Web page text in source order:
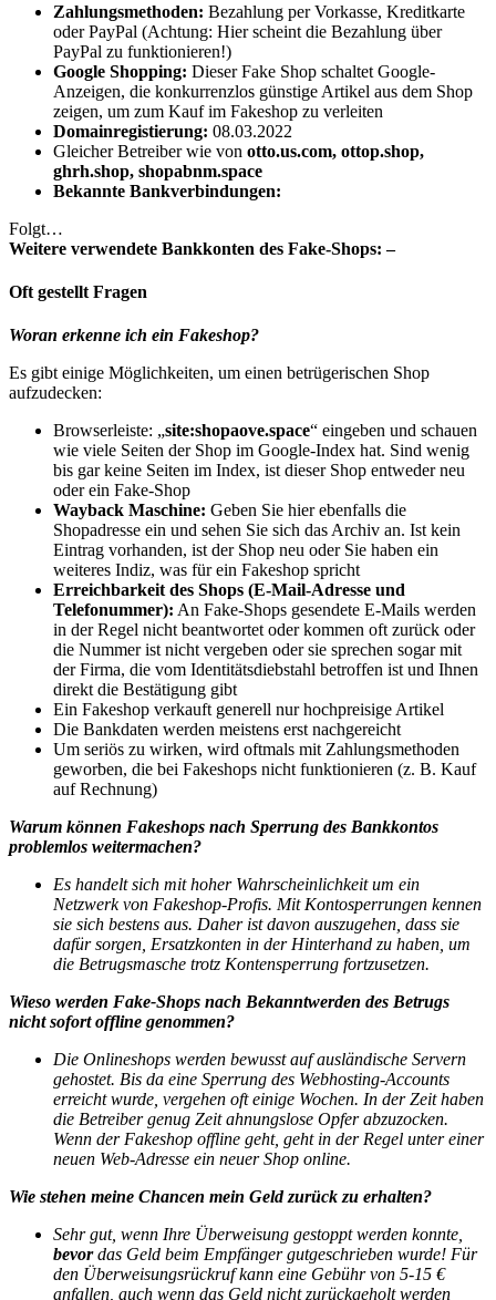
Zahlungsmethoden: Bezahlung per Vorkasse, Kreditkarte
oder PayPal (Achtung: Hier scheint die Bezahlung über
PayPal zu funktionieren!)
Google Shopping: Dieser Fake Shop schaltet Google-
Anzeigen, die konkurrenzlos günstige Artikel aus dem Shop
zeigen, um zum Kauf im Fakeshop zu verleiten
Domainregistierung: 08.03.2022
Gleicher Betreiber wie von otto.us.com, ottop.shop,
ghrh.shop, shopabnm.space
Bekannte Bankverbindungen:
Folgt…
Weitere verwendete Bankkonten des Fake-Shops: –
Oft gestellt Fragen
Woran erkenne ich ein Fakeshop?
Es gibt einige Möglichkeiten, um einen betrügerischen Shop
aufzudecken:
Browserleiste: „site:shopaove.space“ eingeben und schauen
wie viele Seiten der Shop im Google-Index hat. Sind wenig
bis gar keine Seiten im Index, ist dieser Shop entweder neu
oder ein Fake-Shop
Wayback Maschine: Geben Sie hier ebenfalls die
Shopadresse ein und sehen Sie sich das Archiv an. Ist kein
Eintrag vorhanden, ist der Shop neu oder Sie haben ein
weiteres Indiz, was für ein Fakeshop spricht
Erreichbarkeit des Shops (E-Mail-Adresse und
Telefonummer): An Fake-Shops gesendete E-Mails werden
in der Regel nicht beantwortet oder kommen oft zurück oder
die Nummer ist nicht vergeben oder sie sprechen sogar mit
der Firma, die vom Identitätsdiebstahl betroffen ist und Ihnen
direkt die Bestätigung gibt
Ein Fakeshop verkauft generell nur hochpreisige Artikel
Die Bankdaten werden meistens erst nachgereicht
Um seriös zu wirken, wird oftmals mit Zahlungsmethoden
geworben, die bei Fakeshops nicht funktionieren (z. B. Kauf
auf Rechnung)
Warum können Fakeshops nach Sperrung des Bankkontos
problemlos weitermachen?
Es handelt sich mit hoher Wahrscheinlichkeit um ein
Netzwerk von Fakeshop-Profis. Mit Kontosperrungen kennen
sie sich bestens aus. Daher ist davon auszugehen, dass sie
dafür sorgen, Ersatzkonten in der Hinterhand zu haben, um
die Betrugsmasche trotz Kontensperrung fortzusetzen.
Wieso werden Fake-Shops nach Bekanntwerden des Betrugs
nicht sofort offline genommen?
Die Onlineshops werden bewusst auf ausländische Servern
gehostet. Bis da eine Sperrung des Webhosting-Accounts
erreicht wurde, vergehen oft einige Wochen. In der Zeit haben
die Betreiber genug Zeit ahnungslose Opfer abzuzocken.
Wenn der Fakeshop offline geht, geht in der Regel unter einer
neuen Web-Adresse ein neuer Shop online.
Wie stehen meine Chancen mein Geld zurück zu erhalten?
Sehr gut, wenn Ihre Überweisung gestoppt werden konnte,
bevordas Geld beim Empfänger gutgeschrieben wurde! Für
den Überweisungsrückruf kann eine Gebühr von 5-15 €
anfallen, auch wenn das Geld nicht zurückgeholt werden